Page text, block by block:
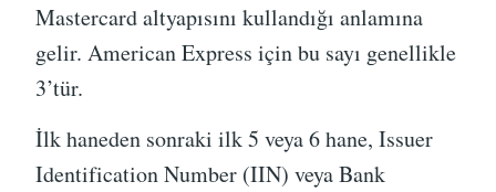
Mastercard altyapısını kullandığı anlamına
gelir. American Express için bu sayı genellikle
3’tür.
İlk haneden sonraki ilk 5 veya 6 hane, Issuer
Identification Number (IIN) veya Bank